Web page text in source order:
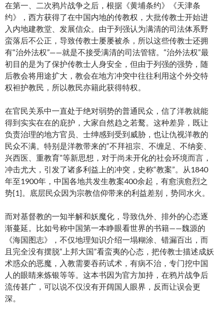
在第一、二次鸦片战争之后，根据《黄埔条约》《天津条
约》，西方获得了在中国内地的传教权，大批传教士开始进
入内地建教堂、发展信众。由于列强认为满清的司法体系野
蛮落后不公正，导致传教士屡屡被杀，所以这些传教士还拥
有“治外法权”——就是不接受满清的司法管辖。“治外法权”最
初目的是为了保护传教士人身安全，但由于列强的强势，随
后教会将用途扩大，教会在地方冲突中往往利用这个外交特
权袒护教民，所以教民亦籍此获得特权。
在官民关系中一直处于绝对弱势的普通民众，信了洋教就能
得到实实在在的庇护，大家自然趋之若鹜。这种差异，既让
负责治理的地方官员、士绅感到受到威胁，也让仇视洋教的
民众不满。特别是洋教带来的“不拜祖宗、不缠足、不纳妾、
兴西医、重教育”等新思想，对于尚未开化的社会环境而言，
冲击尤大，引发了诸多利益上的冲突，史称“教案”。从1840
年至1900年，中国各地共发生教案400余起，有愈演愈烈之
势[1]。底层民众因为宗教信仰带来的利益差别，势同水火。
而对基督教的一知半解和妖魔化，导致仇外、排外的心态逐
渐蔓延。比如号称中国第一本睁眼看世界的书籍——魏源的
《海国图志》，不仅地理知识介绍一塌糊涂、错漏百出，而
且完全没有摆脱“上邦大国”看蛮夷的心态，把传教士描述成妖
术惑众的恶魔，入教需要吞药试术，有病不治，专门挖中国
人的眼睛来炼银等等。这本书因为官方加持，在鸦片战争后
流传甚广，可以说不仅没有开阔国人眼界，反而让误会更
深。